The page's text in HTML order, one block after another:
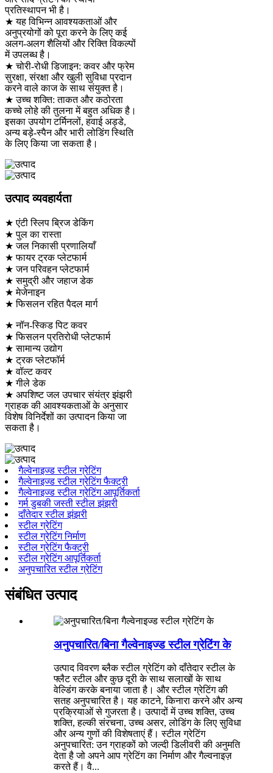
प्रतिस्थापन भी है।
★ यह विभिन्न आवश्यकताओं और
अनुप्रयोगों को पूरा करने के लिए कई
अलग-अलग शैलियों और रिक्ति विकल्पों
में उपलब्ध है।
★ चोरी-रोधी डिजाइन: कवर और फ्रेम
सुरक्षा, संरक्षा और खुली सुविधा प्रदान
करने वाले काज के साथ संयुक्त है।
★ उच्च शक्ति: ताकत और कठोरता
कच्चे लोहे की तुलना में बहुत अधिक है।
इसका उपयोग टर्मिनलों, हवाई अड्डे,
अन्य बड़े-स्पैन और भारी लोडिंग स्थिति
के लिए किया जा सकता है।
उत्पाद व्यवहार्यता
★ एंटी स्लिप ब्रिज डेकिंग
★ पुल का रास्ता
★ जल निकासी प्रणालियाँ
★ फायर ट्रक प्लेटफार्म
★ जन परिवहन प्लेटफार्म
★ समुद्री और जहाज डेक
★ मेजेनाइन
★ फिसलन रहित पैदल मार्ग
★ नॉन-स्किड पिट कवर
★ फिसलन प्रतिरोधी प्लेटफार्म
★ सामान्य उद्योग
★ ट्रक प्लेटफॉर्म
★ वॉल्ट कवर
★ गीले डेक
★ अपशिष्ट जल उपचार संयंत्र झंझरी
ग्राहक की आवश्यकताओं के अनुसार
विशेष विनिर्देशों का उत्पादन किया जा
सकता है।
गैल्वेनाइज्ड स्टील ग्रेटिंग
गैल्वेनाइज्ड स्टील ग्रेटिंग फैक्ट्री
गैल्वेनाइज्ड स्टील ग्रेटिंग आपूर्तिकर्ता
गर्म डुबकी जस्ती स्टील झंझरी
दाँतेदार स्टील झंझरी
स्टील ग्रेटिंग
स्टील ग्रेटिंग निर्माण
स्टील ग्रेटिंग फैक्ट्री
स्टील ग्रेटिंग आपूर्तिकर्ता
अनुपचारित स्टील ग्रेटिंग
संबंधित उत्पाद
अनुपचारित/बिना गैल्वेनाइज्ड स्टील ग्रेटिंग के
उत्पाद विवरण ब्लैक स्टील ग्रेटिंग को दाँतेदार स्टील के
फ्लैट स्टील और कुछ दूरी के साथ सलाखों के साथ
वेल्डिंग करके बनाया जाता है। और स्टील ग्रेटिंग की
सतह अनुपचारित है। यह काटने, किनारा करने और अन्य
प्रक्रियाओं से गुजरता है। उत्पादों में उच्च शक्ति, उच्च
शक्ति, हल्की संरचना, उच्च असर, लोडिंग के लिए सुविधा
और अन्य गुणों की विशेषताएं हैं। स्टील ग्रेटिंग
अनुपचारित: उन ग्राहकों को जल्दी डिलीवरी की अनुमति
देता है जो अपने आप ग्रेटिंग का निर्माण और गैल्वनाइज़
करते हैं। वै...